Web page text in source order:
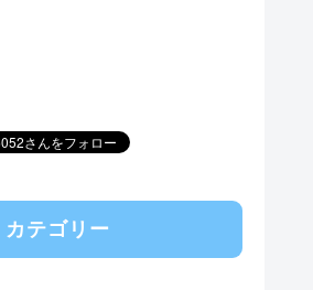
カテゴリー